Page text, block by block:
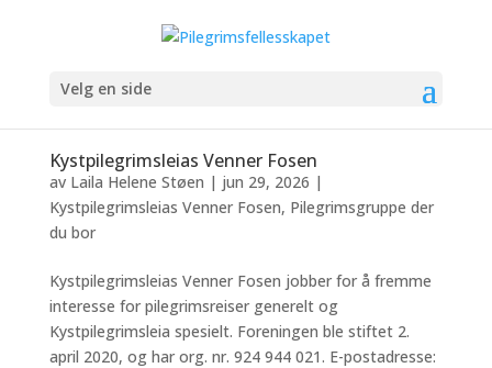
Velg en side
Kystpilegrimsleias Venner Fosen
av Laila Helene Støen | jun 29, 2026 |
Kystpilegrimsleias Venner Fosen, Pilegrimsgruppe der
du bor
Kystpilegrimsleias Venner Fosen jobber for å fremme
interesse for pilegrimsreiser generelt og
Kystpilegrimsleia spesielt. Foreningen ble stiftet 2.
april 2020, og har org. nr. 924 944 021. E-postadresse: